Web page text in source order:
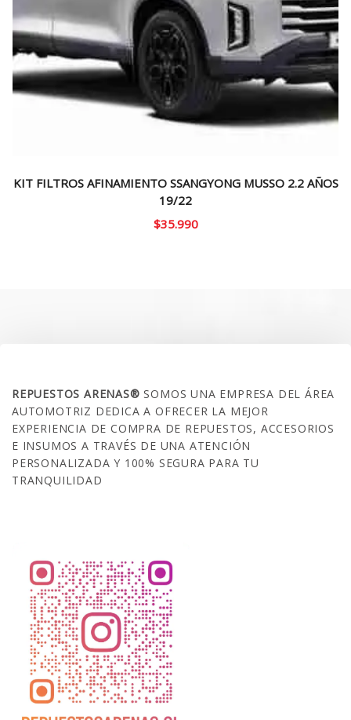
KIT FILTROS AFINAMIENTO SSANGYONG MUSSO 2.2 AÑOS
19/22
$35.990
REPUESTOS ARENAS®SOMOS UNA EMPRESA DEL ÁREA
AUTOMOTRIZ DEDICA A OFRECER LA MEJOR
EXPERIENCIA DE COMPRA DE REPUESTOS, ACCESORIOS
E INSUMOS A TRAVÉS DE UNA ATENCIÓN
PERSONALIZADA Y 100% SEGURA PARA TU
TRANQUILIDAD